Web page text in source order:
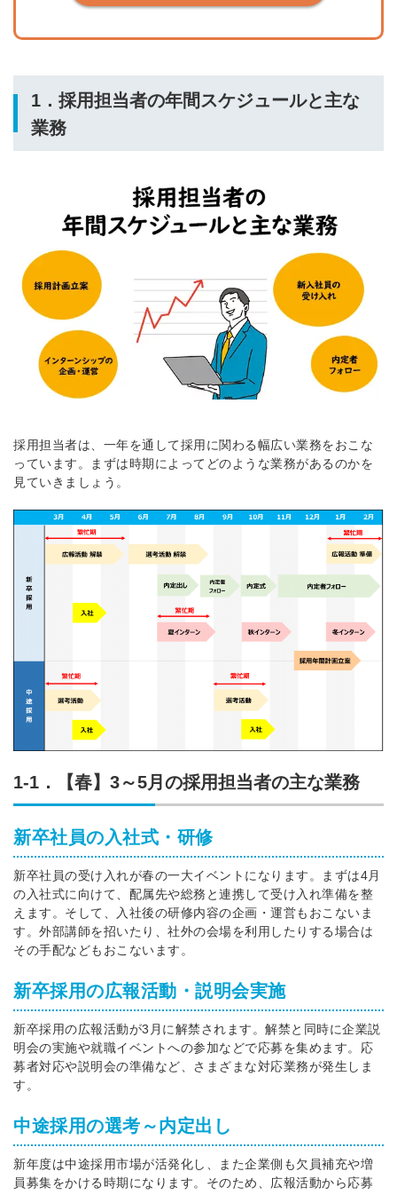
1．採用担当者の年間スケジュールと主な
業務
採用担当者は、一年を通して採用に関わる幅広い業務をおこな
っています。まずは時期によってどのような業務があるのかを
見ていきましょう。
1-1．【春】3～5月の採用担当者の主な業務
新卒社員の入社式・研修
新卒社員の受け入れが春の一大イベントになります。まずは4月
の入社式に向けて、配属先や総務と連携して受け入れ準備を整
えます。そして、入社後の研修内容の企画・運営もおこないま
す。外部講師を招いたり、社外の会場を利用したりする場合は
その手配などもおこないます。
新卒採用の広報活動・説明会実施
新卒採用の広報活動が3月に解禁されます。解禁と同時に企業説
明会の実施や就職イベントへの参加などで応募を集めます。応
募者対応や説明会の準備など、さまざまな対応業務が発生しま
す。
中途採用の選考～内定出し
新年度は中途採用市場が活発化し、また企業側も欠員補充や増
員募集をかける時期になります。そのため、広報活動から応募